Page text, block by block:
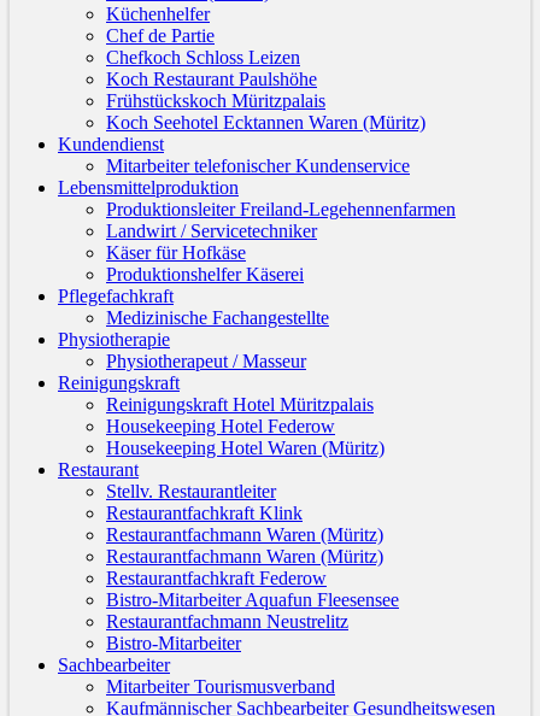
Küchenhelfer
Chef de Partie
Chefkoch Schloss Leizen
Koch Restaurant Paulshöhe
Frühstückskoch Müritzpalais
Koch Seehotel Ecktannen Waren (Müritz)
Kundendienst
Mitarbeiter telefonischer Kundenservice
Lebensmittelproduktion
Produktionsleiter Freiland-Legehennenfarmen
Landwirt / Servicetechniker
Käser für Hofkäse
Produktionshelfer Käserei
Pflegefachkraft
Medizinische Fachangestellte
Physiotherapie
Physiotherapeut / Masseur
Reinigungskraft
Reinigungskraft Hotel Müritzpalais
Housekeeping Hotel Federow
Housekeeping Hotel Waren (Müritz)
Restaurant
Stellv. Restaurantleiter
Restaurantfachkraft Klink
Restaurantfachmann Waren (Müritz)
Restaurantfachmann Waren (Müritz)
Restaurantfachkraft Federow
Bistro-Mitarbeiter Aquafun Fleesensee
Restaurantfachmann Neustrelitz
Bistro-Mitarbeiter
Sachbearbeiter
Mitarbeiter Tourismusverband
Kaufmännischer Sachbearbeiter Gesundheitswesen